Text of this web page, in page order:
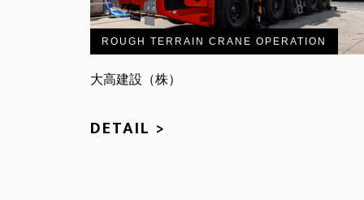
ROUGH TERRAIN CRANE OPERATION
大高建設（株）
DETAIL >